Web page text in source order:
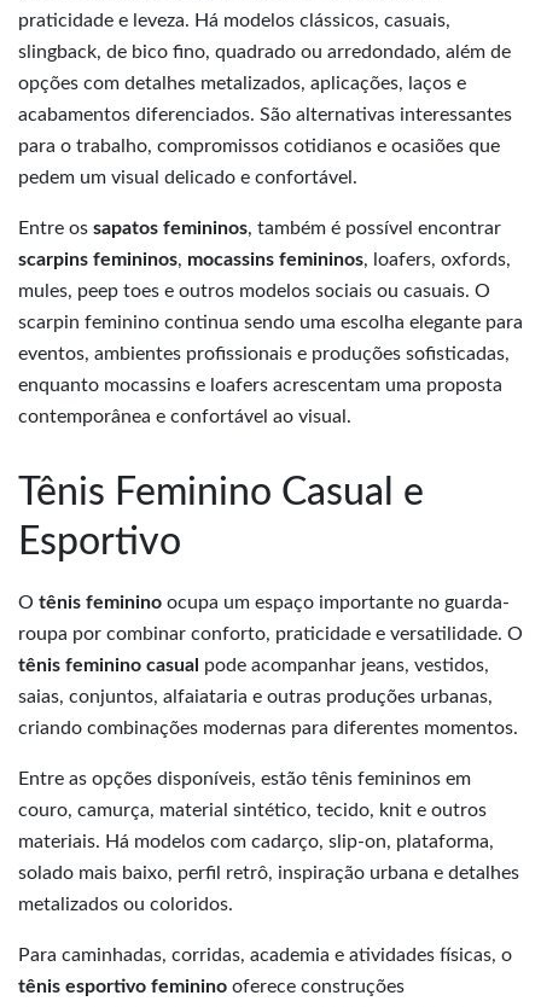
praticidade e leveza. Há modelos clássicos, casuais,
slingback, de bico fino, quadrado ou arredondado, além de
opções com detalhes metalizados, aplicações, laços e
acabamentos diferenciados. São alternativas interessantes
para o trabalho, compromissos cotidianos e ocasiões que
pedem um visual delicado e confortável.
Entre os sapatos femininos, também é possível encontrar
scarpins femininos, mocassins femininos, loafers, oxfords,
mules, peep toes e outros modelos sociais ou casuais. O
scarpin feminino continua sendo uma escolha elegante para
eventos, ambientes profissionais e produções sofisticadas,
enquanto mocassins e loafers acrescentam uma proposta
contemporânea e confortável ao visual.
Tênis Feminino Casual e
Esportivo
O tênis feminino ocupa um espaço importante no guarda-
roupa por combinar conforto, praticidade e versatilidade. O
tênis feminino casual pode acompanhar jeans, vestidos,
saias, conjuntos, alfaiataria e outras produções urbanas,
criando combinações modernas para diferentes momentos.
Entre as opções disponíveis, estão tênis femininos em
couro, camurça, material sintético, tecido, knit e outros
materiais. Há modelos com cadarço, slip-on, plataforma,
solado mais baixo, perfil retrô, inspiração urbana e detalhes
metalizados ou coloridos.
Para caminhadas, corridas, academia e atividades físicas, o
tênis esportivo feminino oferece construções